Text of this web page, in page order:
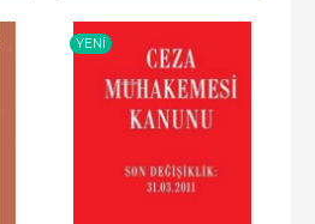
YENI